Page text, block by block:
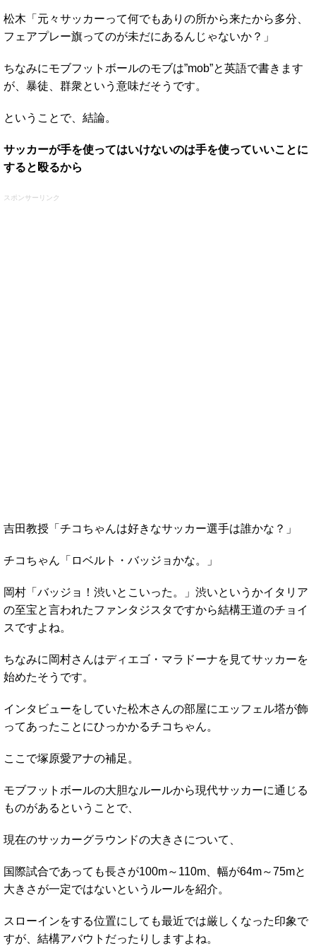
松木「元々サッカーって何でもありの所から来たから多分、
フェアプレー旗ってのが未だにあるんじゃないか？」
ちなみにモブフットボールのモブは”mob”と英語で書きます
が、暴徒、群衆という意味だそうです。
ということで、結論。
サッカーが手を使ってはいけないのは手を使っていいことに
すると殴るから
スポンサーリンク
吉田教授「チコちゃんは好きなサッカー選手は誰かな？」
チコちゃん「ロベルト・バッジョかな。」
岡村「バッジョ！渋いとこいった。」渋いというかイタリア
の至宝と言われたファンタジスタですから結構王道のチョイ
スですよね。
ちなみに岡村さんはディエゴ・マラドーナを見てサッカーを
始めたそうです。
インタビューをしていた松木さんの部屋にエッフェル塔が飾
ってあったことにひっかかるチコちゃん。
ここで塚原愛アナの補足。
モブフットボールの大胆なルールから現代サッカーに通じる
ものがあるということで、
現在のサッカーグラウンドの大きさについて、
国際試合であっても長さが100m～110m、幅が64m～75mと
大きさが一定ではないというルールを紹介。
スローインをする位置にしても最近では厳しくなった印象で
すが、結構アバウトだったりしますよね。